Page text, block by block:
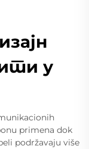
у
primena dok
podržavaju više